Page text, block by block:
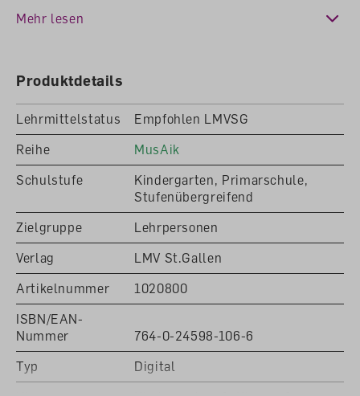
Lehrperson zu erfolgen, da ihrem Benutzerkonto der
Zugang zum Downloadbereich zugewiesen wird. Der
gekauften Materialien sind direkt nach der
Rechnung wird per Post zugestellt, inklusive einer
Wegleitung für die Nutzung des Downloadbereichs.
Mehr lesen
Produktdetails
Lehrmittelstatus
Empfohlen LMVSG
Reihe
MusAik
Schulstufe
Kindergarten, Primarschule,
Stufenübergreifend
Zielgruppe
Lehrpersonen
Verlag
LMV St.Gallen
Artikelnummer
1020800
ISBN/EAN-
Nummer
764-0-24598-106-6
Typ
Digital